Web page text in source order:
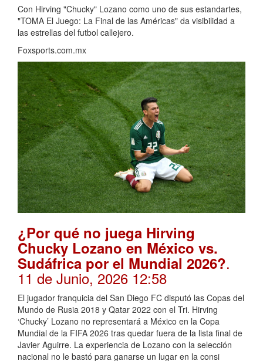
Con Hirving "Chucky" Lozano como uno de sus estandartes,
"TOMA El Juego: La Final de las Américas" da visibilidad a
las estrellas del futbol callejero.
Foxsports.com.mx
¿Por qué no juega Hirving
Chucky Lozano en México vs.
Sudáfrica por el Mundial 2026?.
11 de Junio, 2026 12:58
El jugador franquicia del San Diego FC disputó las Copas del
Mundo de Rusia 2018 y Qatar 2022 con el Tri. Hirving
‘Chucky’ Lozano no representará a México en la Copa
Mundial de la FIFA 2026 tras quedar fuera de la lista final de
Javier Aguirre. La experiencia de Lozano con la selección
nacional no le bastó para ganarse un lugar en la consi